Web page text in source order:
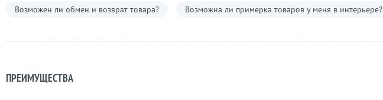
Возможен ли обмен и возврат товара? Возможна ли примерка товаров у меня в интерьере?
ПРЕИМУЩЕСТВА